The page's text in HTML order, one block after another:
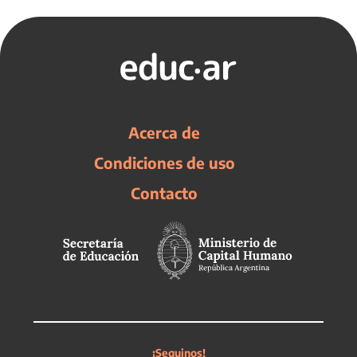
Acerca de
Condiciones de uso
Contacto
¡Seguinos!